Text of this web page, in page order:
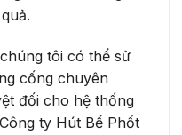
tôi có thể sử
cống chuyên
đối cho hệ thống
ty Hút Bể Phốt